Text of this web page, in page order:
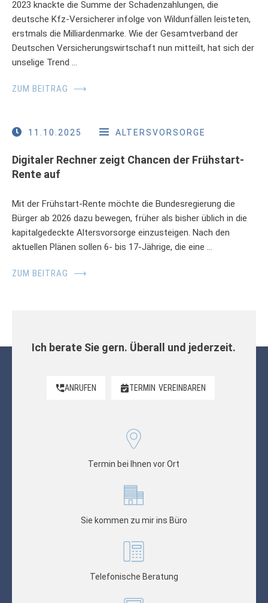
2023 knackte die Summe der Schadenzahlungen, die
deutsche Kfz-Versicherer infolge von Wildunfällen leisteten,
erstmals die Milliardenmarke. Wie der Gesamtverband der
Deutschen Versicherungswirtschaft nun mitteilt, hat sich der
unselige Trend …
ZUM BEITRAG ⟶
11.10.2025 ALTERSVORSORGE
Digitaler Rechner zeigt Chancen der Frühstart-
Rente auf
Mit der Frühstart-Rente möchte die Bundesregierung die
Bürger ab 2026 dazu bewegen, früher als bisher üblich in die
kapitalgedeckte Altersvorsorge einzusteigen. Nach den
aktuellen Plänen sollen 6- bis 17-Jährige, die eine …
ZUM BEITRAG ⟶
Ich berate Sie gern. Überall und jederzeit.
ANRUFEN TERMIN VEREINBAREN
Termin bei Ihnen vor Ort
Sie kommen zu mir ins Büro
Telefonische Beratung